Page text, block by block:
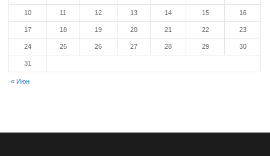
« Июн
10 11 12 13 14 15 16
17 18 19 20 21 22 23
24 25 26 27 28 29 30
31